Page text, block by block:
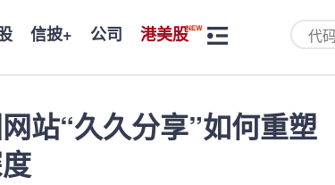
信披+ 公司 港美股
站“久久分享”如何重塑